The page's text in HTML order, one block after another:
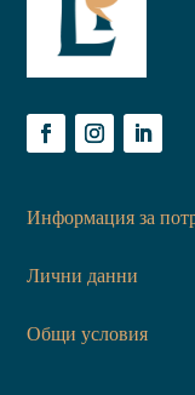
Информация за
Лични данни
Общи условия